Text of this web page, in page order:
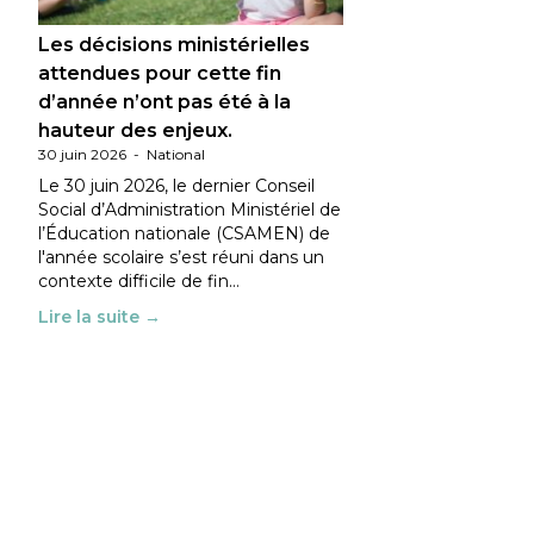
Les décisions ministérielles
attendues pour cette fin
d’année n’ont pas été à la
hauteur des enjeux.
30 juin 2026 - National
Le 30 juin 2026, le dernier Conseil
Social d’Administration Ministériel de
l’Éducation nationale (CSAMEN) de
l'année scolaire s’est réuni dans un
contexte difficile de fin…
Lire la suite →